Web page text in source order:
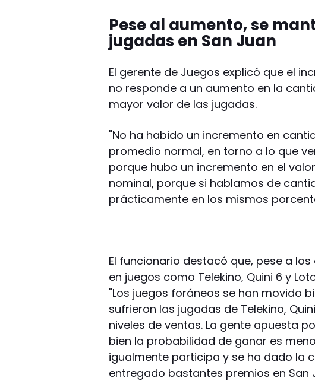
Pese al aumento, se
jugadas en San Juan
El gerente de Juegos explicó que el
no responde a un aumento en la
mayor valor de las jugadas.
"No ha habido un incremento en
promedio normal, en torno a lo que
porque hubo un incremento en el
nominal, porque si hablamos de
prácticamente en los mismos
El funcionario destacó que, pese a
en juegos como Telekino, Quini 6 y
"Los juegos foráneos se han movido
sufrieron las jugadas de Telekino,
niveles de ventas. La gente apuesta
bien la probabilidad de ganar es
igualmente participa y se ha dado la
entregado bastantes premios en San